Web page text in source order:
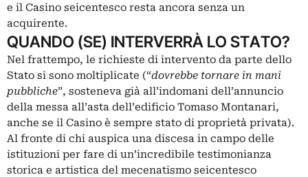
e il Casino seicentesco resta ancora senza un
acquirente.
QUANDO (SE) INTERVERRÀ LO STATO?
Nel frattempo, le richieste di intervento da parte dello
Stato si sono moltiplicate (“dovrebbe tornare in mani
pubbliche”, sosteneva già all’indomani dell’annuncio
della messa all’asta dell’edificio Tomaso Montanari,
anche se il Casino è sempre stato di proprietà privata).
Al fronte di chi auspica una discesa in campo delle
istituzioni per fare di un’incredibile testimonianza
storica e artistica del mecenatismo seicentesco